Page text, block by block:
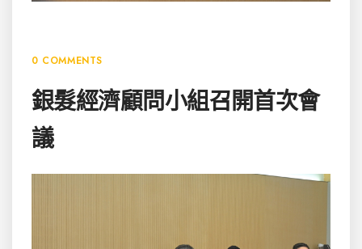
0 COMMENTS
銀髮經濟顧問小組召開首次會
議